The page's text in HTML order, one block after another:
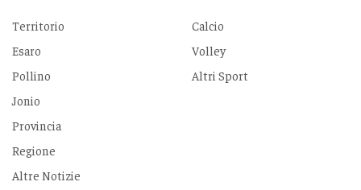
Territorio
Esaro
Pollino
Jonio
Provincia
Regione
Altre Notizie
Calcio
Volley
Altri Sport